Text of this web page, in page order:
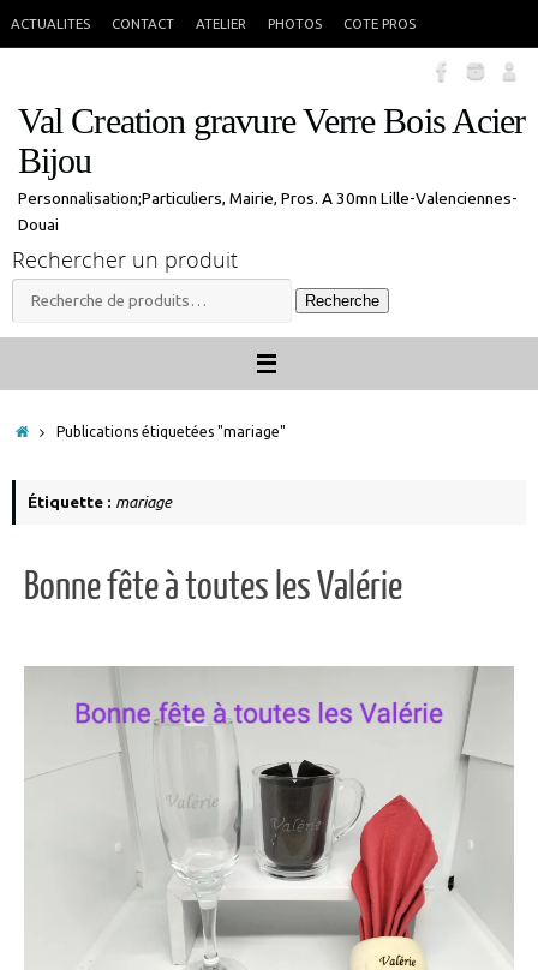
seront traitées à mon retour.
ACTUALITES CONTACT ATELIER PHOTOS COTE PROS
Val Creation gravure Verre Bois Acier
Bijou
Personnalisation;Particuliers, Mairie, Pros. A 30mn Lille-Valenciennes-
Douai
Rechercher un produit
Recherche
pour :
Recherche
Accueil
Publications étiquetées "mariage"
Étiquette : mariage
Bonne fête à toutes les Valérie